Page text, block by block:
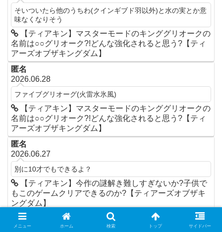
そいついたら他のうちわ(クインギブド羽以外)と水の実とか意
味なくなりそう
【ティアキン】マスターモードのキンググリオークの
名前は○○グリオーク?!どんな強化されると思う?【ティ
アーズオブザキングダム】
匿名
2026.06.28
ファイブグリオーグ(火雷水氷風)
【ティアキン】マスターモードのキンググリオークの
名前は○○グリオーク?!どんな強化されると思う?【ティ
アーズオブザキングダム】
匿名
2026.06.27
別に10才でもできるよ？
【ティアキン】今作の謎解き難しすぎないか?子供で
もこのゲームクリアできるのか?【ティアーズオブザキ
ングダム】
匿名
2026.06.23
メニュー ホーム 検索 トップ サイドバー